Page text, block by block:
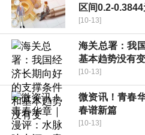
区间0.2-0.3844
[10-13]
海关总署：我
基本趋势没有变
[10-13]
微资讯！青春
春谱新篇
[10-13]